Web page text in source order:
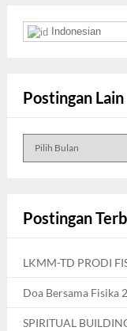
Indonesian
Postingan Lain
Postingan
Postingan
LKMM-TD PRODI
Doa Bersama Fisika
SPIRITUAL